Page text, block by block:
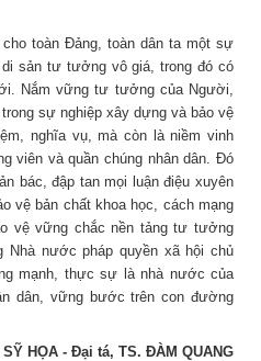
toàn Đảng, toàn dân ta một sự
sản tư tưởng vô giá, trong đó có
Nắm vững tư tưởng của Người,
sự nghiệp xây dựng và bảo vệ
nghĩa vụ, mà còn là niềm vinh
viên và quần chúng nhân dân. Đó
bác, đập tan mọi luận điệu xuyên
vệ bản chất khoa học, cách mạng
vệ vững chắc nền tảng tư tưởng
Nhà nước pháp quyền xã hội chủ
mạnh, thực sự là nhà nước của
dân, vững bước trên con đường
HỌA - Đại tá, TS. ĐÀM QUANG